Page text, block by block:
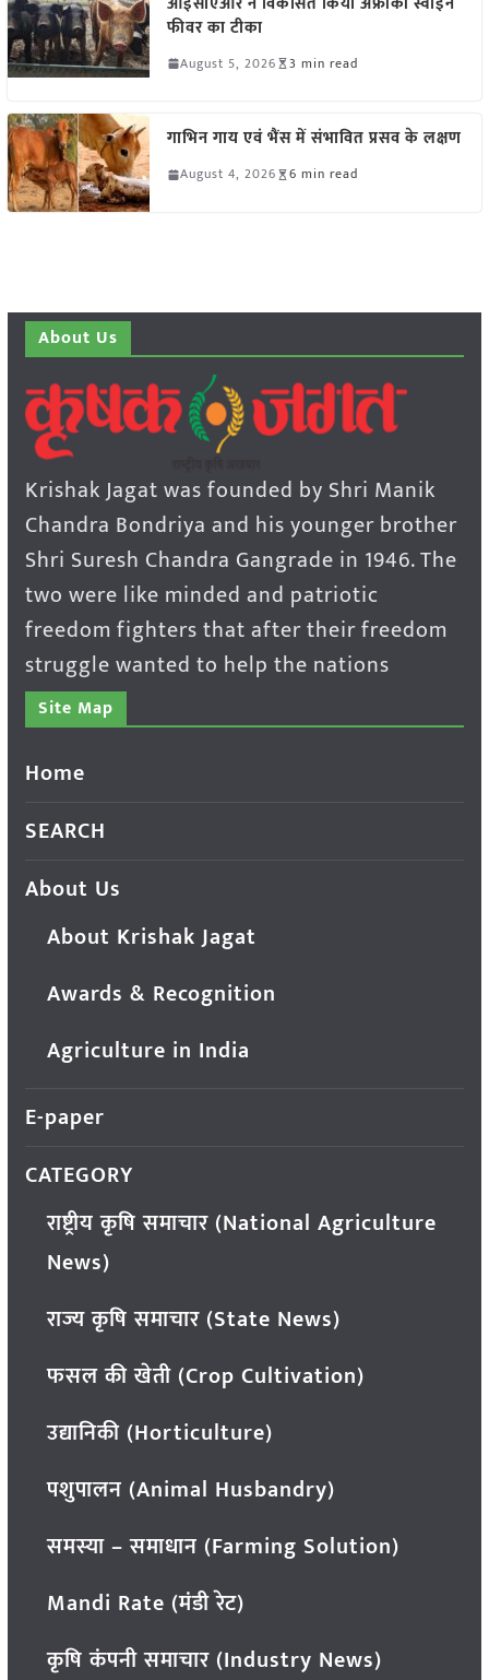
फीवर का टीका
August 5, 2026 3 min read
गाभिन गाय एवं भैंस में संभावित प्रसव के लक्षण
August 4, 2026 6 min read
About Us
Krishak Jagat was founded by Shri Manik
Chandra Bondriya and his younger brother
Shri Suresh Chandra Gangrade in 1946. The
two were like minded and patriotic
freedom fighters that after their freedom
struggle wanted to help the nations
Site Map
Home
SEARCH
About Us
About Krishak Jagat
Awards & Recognition
Agriculture in India
E-paper
CATEGORY
राष्ट्रीय कृषि समाचार (National Agriculture
News)
राज्य कृषि समाचार (State News)
फसल की खेती (Crop Cultivation)
उद्यानिकी (Horticulture)
पशुपालन (Animal Husbandry)
समस्या – समाधान (Farming Solution)
Mandi Rate (मंडी रेट)
कृषि कंपनी समाचार (Industry News)